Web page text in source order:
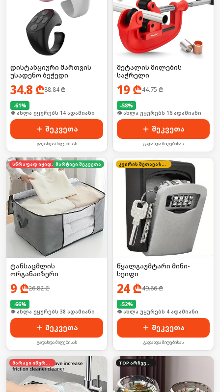
დისტანციური მართვის
უსადენო ბეჭედი
34.8 ₾88.84₾
-61%
🛒 ბოლო 24სთ-ში იყიდა 18-მა
შეკვეთა
გადახდა მიღებისას
მეტალის მილების
საჭრელი
19 ₾44.75₾
-58%
🛒 ბოლო 24სთ-ში იყიდა 21-მა
შეკვეთა
გადახდა მიღებისას
სწრაფად იყიდებამარტივი შეკვეთა
ტანსაცმლის
ორგანაიზერი
9 ₾26.82₾
-66%
🛒 ბოლო 24სთ-ში იყიდა 10-მა
შეკვეთა
გადახდა მიღებისას
წყალგაუმტარი მინი-
სეიფი
24₾49.66₾
-52%
🛒 ბოლო 24სთ-ში იყიდა 6-მა
შეკვეთა
გადახდა მიღებისას